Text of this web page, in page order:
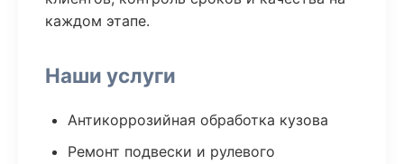
каждом этапе.
Наши услуги
Антикоррозийная обработка кузова
Ремонт подвески и рулевого